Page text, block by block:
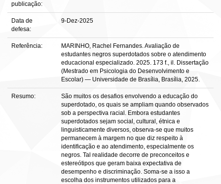
publicação:
Data de
defesa:
9-Dez-2025
Referência:
MARINHO, Rachel Fernandes. Avaliação de
estudantes negros superdotados sobre o atendimento
educacional especializado. 2025. 173 f., il. Dissertação
(Mestrado em Psicologia do Desenvolvimento e
Escolar) — Universidade de Brasília, Brasília, 2025.
Resumo:
São muitos os desafios envolvendo a educação do
superdotado, os quais se ampliam quando observados
sob a perspectiva racial. Embora estudantes
superdotados sejam social, cultural, étnica e
linguisticamente diversos, observa-se que muitos
permanecem à margem no que diz respeito à
identificação e ao atendimento, especialmente os
negros. Tal realidade decorre de preconceitos e
estereótipos que geram baixa expectativa de
desempenho e discriminação. Soma-se a isso a
escolha dos instrumentos utilizados para a